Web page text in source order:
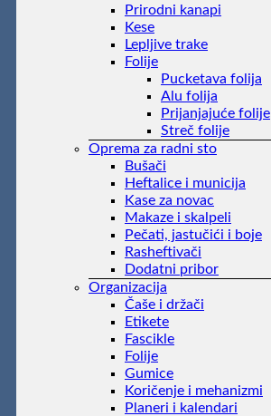
Prirodni kanapi
Kese
Lepljive trake
Folije
Pucketava folija
Alu folija
Prijanjajuće folije
Streč folije
Oprema za radni sto
Bušači
Heftalice i municija
Kase za novac
Makaze i skalpeli
Pečati, jastučići i boje
Rasheftivači
Dodatni pribor
Organizacija
Čaše i držači
Etikete
Fascikle
Folije
Gumice
Koričenje i mehanizmi
Planeri i kalendari